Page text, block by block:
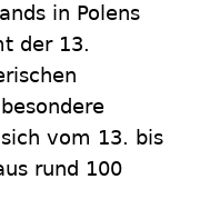
in Polens
der 13.
vom 13. bis
rund 100